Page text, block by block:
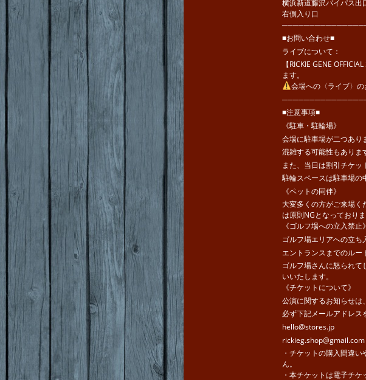
横浜新道藤沢バイパス
右側入り口
■お問い合わせ■
ライブについて：
【RICKIE GENE
ます。
会場への〈ライブ〉の
■注意事項■
《駐車・駐輪場》
会場に駐車場が二つあり
混雑する可能性もありま
また、当日は割引チケッ
駐輪スペースは駐車場の
《ペットの同伴》
大変多くの方がご来場く
は原則NGとなっておりま
《ゴルフ場への立入禁止》
ゴルフ場エリアへの立ち
エントランスまでのルー
ゴルフ場さんに怒られ
いいたします。
《チケットについて》
公演に関するお知らせは
必ず下記メールアドレス
hello@stores.jp
rickieg.shop@gmail.com
・チケットの購入間違
ん。
・本チケットは電子チ